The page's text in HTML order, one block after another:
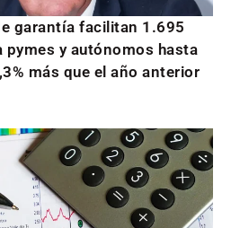
garantía facilitan 1.695
pymes y autónomos hasta
más que el año anterior